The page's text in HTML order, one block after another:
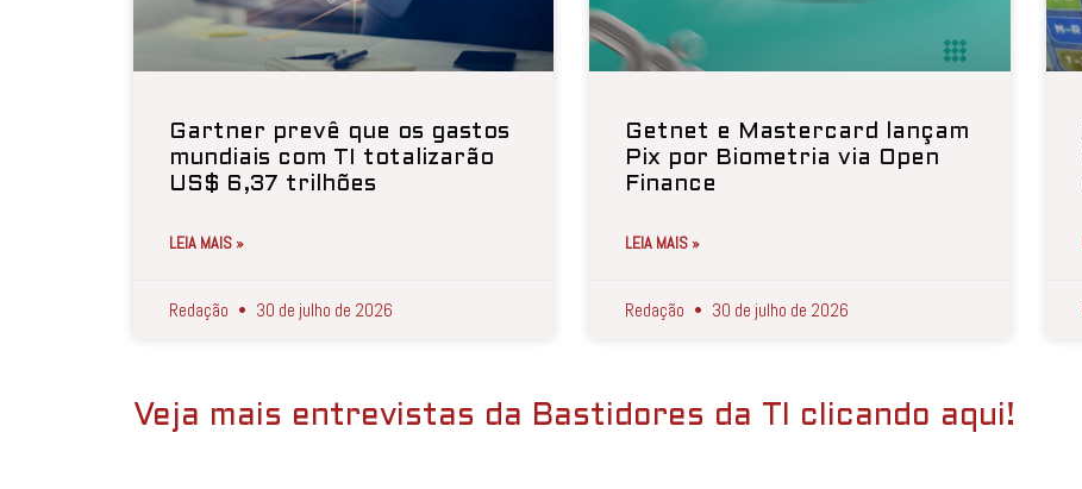
Gartner prevê que os gastos
mundiais com TI totalizarão
US$ 6,37 trilhões
LEIA MAIS »
Redação 30 de julho de 2026
Getnet e Mastercard lançam
Pix por Biometria via Open
Finance
LEIA MAIS »
Redação 30 de julho de 2026
Veja mais entrevistas da Bastidores da TI clicando aqui!